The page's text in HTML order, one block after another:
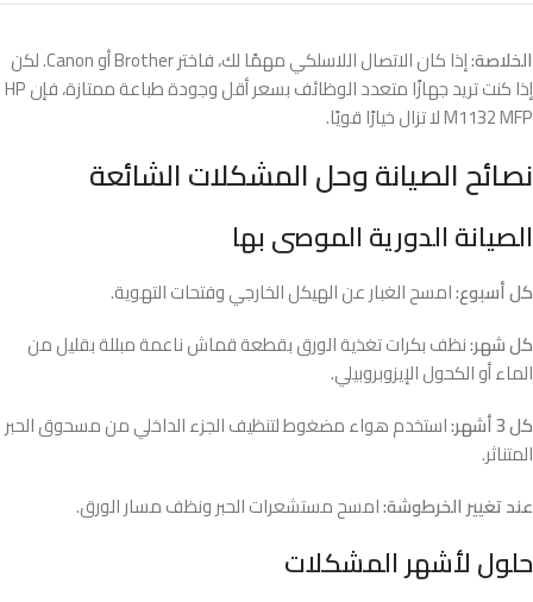
الخلاصة:
إذا كان الاتصال اللاسلكي مهمًا لك، فاختر Brother أو Canon. لكن
إذا كنت تريد جهازًا متعدد الوظائف بسعر أقل وجودة طباعة ممتازة، فإن HP
M1132 MFP لا تزال خيارًا قويًا.
نصائح الصيانة وحل المشكلات الشائعة
الصيانة الدورية الموصى بها
كل أسبوع:امسح الغبار عن الهيكل الخارجي وفتحات التهوية.
كل شهر:نظف بكرات تغذية الورق بقطعة قماش ناعمة مبللة بقليل من
الماء أو الكحول الإيزوبروبيلي.
كل 3 أشهر:
استخدم هواء مضغوط لتنظيف الجزء الداخلي من مسحوق الحبر
المتناثر.
عند تغيير الخرطوشة:امسح مستشعرات الحبر ونظف مسار الورق.
حلول لأشهر المشكلات